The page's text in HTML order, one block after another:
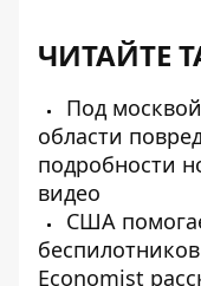
ЧИТАЙТЕ
Под
области
подробности
видео
США
Economist